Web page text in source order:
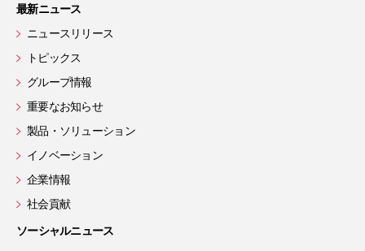
最新ニュース
ニュースリリース
トピックス
グループ情報
重要なお知らせ
製品・ソリューション
イノベーション
企業情報
社会貢献
ソーシャルニュース